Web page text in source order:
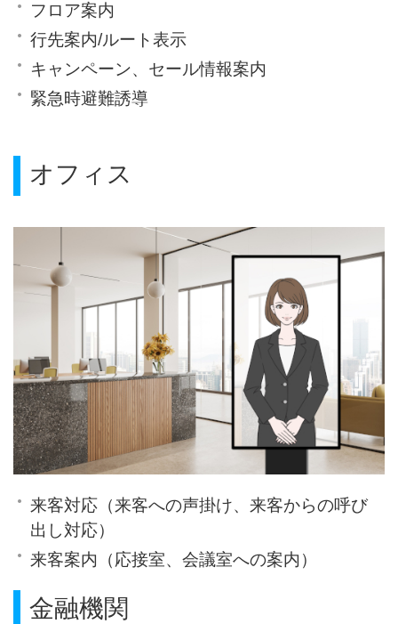
フロア案内
行先案内/ルート表示
キャンペーン、セール情報案内
緊急時避難誘導
オフィス
来客対応（来客への声掛け、来客からの呼び
出し対応）
来客案内（応接室、会議室への案内）
金融機関